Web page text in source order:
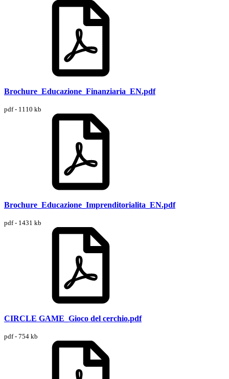
Brochure_Educazione_Finanziaria_EN.pdf
pdf - 1110 kb
Brochure_Educazione_Imprenditorialita_EN.pdf
pdf - 1431 kb
CIRCLE GAME_Gioco del cerchio.pdf
pdf - 754 kb